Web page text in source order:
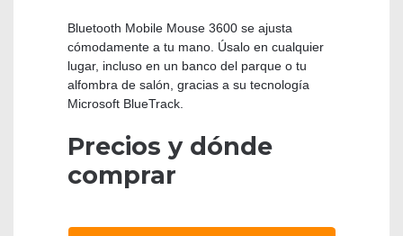
Bluetooth Mobile Mouse 3600 se ajusta
cómodamente a tu mano. Úsalo en cualquier
lugar, incluso en un banco del parque o tu
alfombra de salón, gracias a su tecnología
Microsoft BlueTrack.
Precios y dónde
comprar